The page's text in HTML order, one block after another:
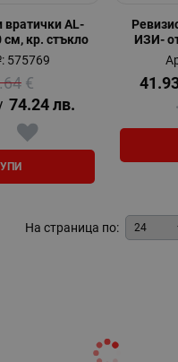
вратички АL-
кр. стъкло
575769
€
74.24 лв.
ИЗИ-
На страница по: